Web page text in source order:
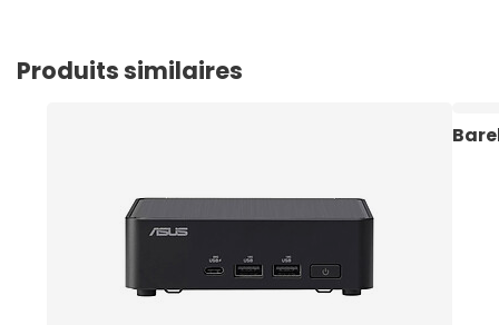
Produits similaires